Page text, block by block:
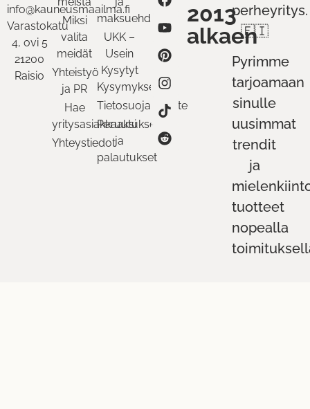
info@kauneusmaailma.fi
Varastokatu
4, ovi 5
21200
Raisio
Miksi
valita
meidät
Yhteistyö
ja PR
Hae
yritysasiakkaaksi
Yhteystiedot
maksuehdot
UKK –
Usein
Kysytyt
Kysymykset
Tietosuojaseloste
Peruutukset
ja
palautukset
2013
alkaen
perheyritys.
🇫🇮
Pyrimme
tarjoamaan
sinulle
uusimmat
trendit
ja
tuotteet
nopealla